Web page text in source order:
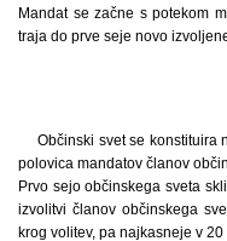
Mandat se začne s potekom
traja do prve seje novo
Občinski svet se konstituira
polovica mandatov članov
Prvo sejo občinskega sveta
izvolitvi članov občinskega
krog volitev, pa najkasneje v